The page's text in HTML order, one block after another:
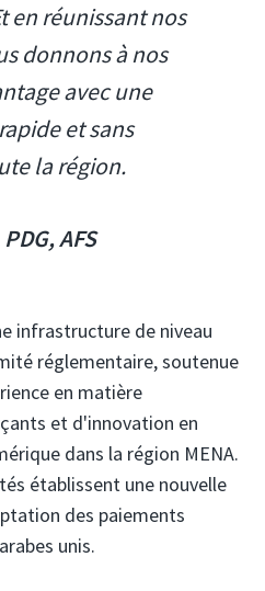
en réunissant nos
donnons à nos
avec une
et sans
la région.
AFS
infrastructure de niveau
réglementaire, soutenue
en matière
et d'innovation en
dans la région MENA.
établissent une nouvelle
des paiements
unis.